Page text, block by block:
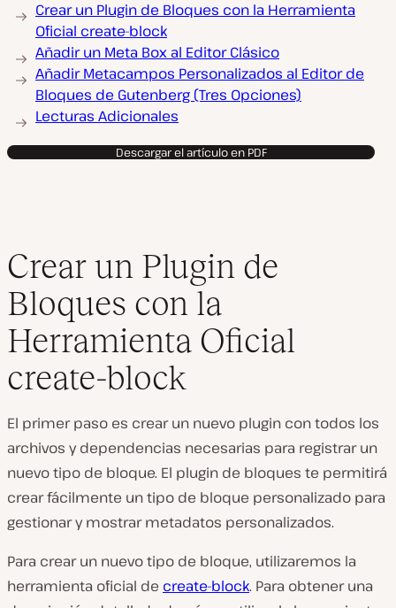
Crear un Plugin de Bloques con la Herramienta
Oficial create-block
Añadir un Meta Box al Editor Clásico
Añadir Metacampos Personalizados al Editor de
Bloques de Gutenberg (Tres Opciones)
Lecturas Adicionales
Descargar el artículo en PDF
Crear un Plugin de
Bloques con la
Herramienta Oficial
create-block
El primer paso es crear un nuevo plugin con todos los
archivos y dependencias necesarias para registrar un
nuevo tipo de bloque. El plugin de bloques te permitirá
crear fácilmente un tipo de bloque personalizado para
gestionar y mostrar metadatos personalizados.
Para crear un nuevo tipo de bloque, utilizaremos la
herramienta oficial de create-block. Para obtener una